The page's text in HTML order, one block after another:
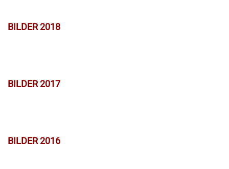
BILDER 2018
BILDER 2017
BILDER 2016